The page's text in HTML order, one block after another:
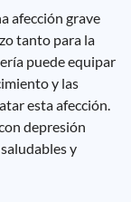
afección grave
tanto para la
puede equipar
y las
esta afección.
depresión
y